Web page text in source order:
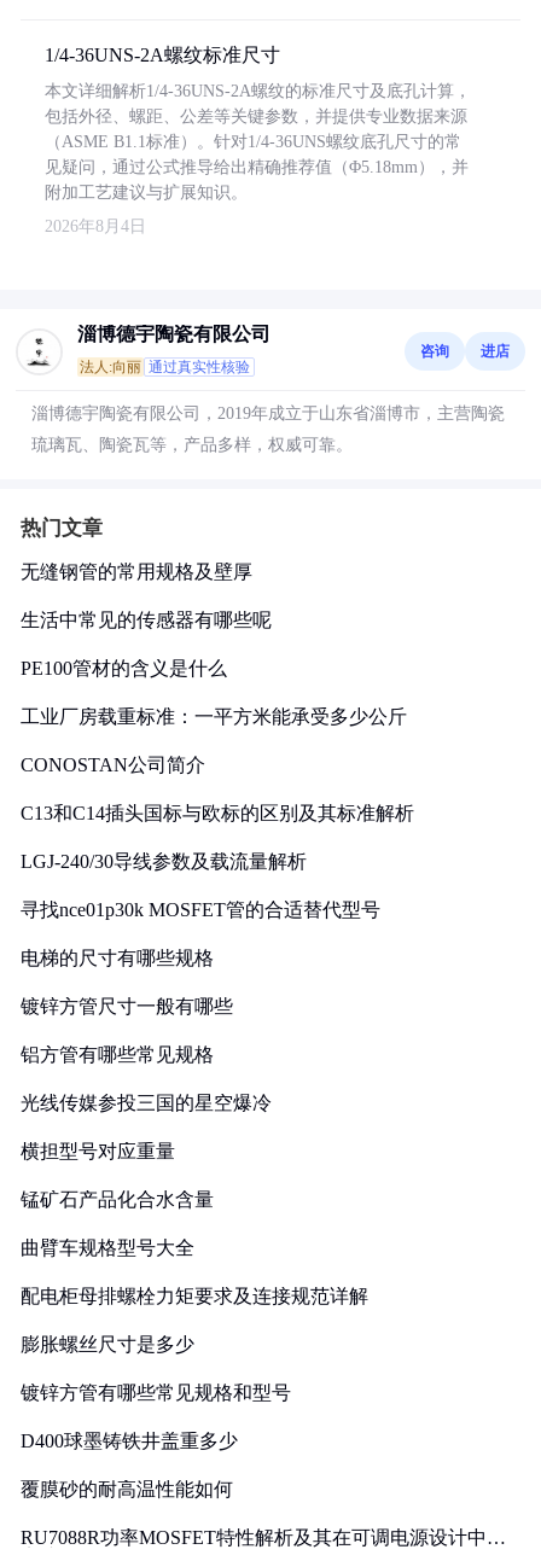
1/4-36UNS-2A螺纹标准尺寸
本文详细解析1/4-36UNS-2A螺纹的标准尺寸及底孔计算，
包括外径、螺距、公差等关键参数，并提供专业数据来源
（ASME B1.1标准）。针对1/4-36UNS螺纹底孔尺寸的常
见疑问，通过公式推导给出精确推荐值（Φ5.18mm），并
附加工艺建议与扩展知识。
2026年8月4日
淄博德宇陶瓷有限公司
法人:向丽 通过真实性核验
咨询 进店
淄博德宇陶瓷有限公司，2019年成立于山东省淄博市，主营陶瓷
琉璃瓦、陶瓷瓦等，产品多样，权威可靠。
热门文章
无缝钢管的常用规格及壁厚
生活中常见的传感器有哪些呢
PE100管材的含义是什么
工业厂房载重标准：一平方米能承受多少公斤
CONOSTAN公司简介
C13和C14插头国标与欧标的区别及其标准解析
LGJ-240/30导线参数及载流量解析
寻找nce01p30k MOSFET管的合适替代型号
电梯的尺寸有哪些规格
镀锌方管尺寸一般有哪些
铝方管有哪些常见规格
光线传媒参投三国的星空爆冷
横担型号对应重量
锰矿石产品化合水含量
曲臂车规格型号大全
配电柜母排螺栓力矩要求及连接规范详解
膨胀螺丝尺寸是多少
镀锌方管有哪些常见规格和型号
D400球墨铸铁井盖重多少
覆膜砂的耐高温性能如何
RU7088R功率MOSFET特性解析及其在可调电源设计中的